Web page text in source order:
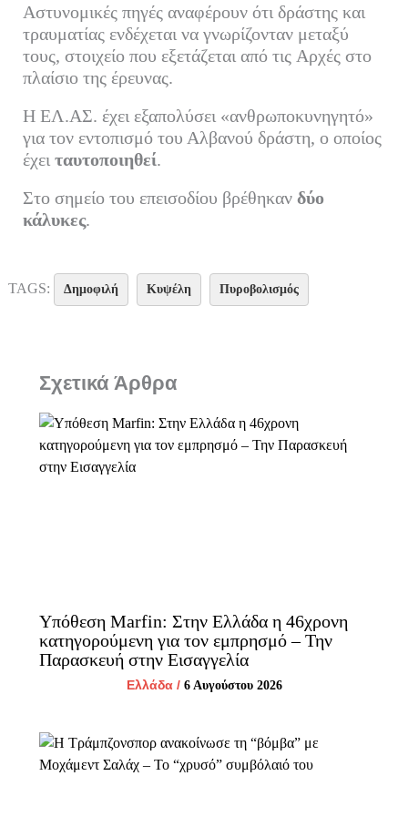
Αστυνομικές πηγές αναφέρουν ότι δράστης και
τραυματίας ενδέχεται να γνωρίζονταν μεταξύ
τους, στοιχείο που εξετάζεται από τις Aρχές στο
πλαίσιο της έρευνας.
Η ΕΛ.ΑΣ. έχει εξαπολύσει «ανθρωποκυνηγητό»
για τον εντοπισμό του Αλβανού δράστη, ο οποίος
έχει ταυτοποιηθεί.
Στο σημείο του επεισοδίου βρέθηκαν δύο
κάλυκες.
TAGS: Δημοφιλή Κυψέλη Πυροβολισμός
Σχετικά Άρθρα
Υπόθεση Marfin: Στην Ελλάδα η 46χρονη
κατηγορούμενη για τον εμπρησμό – Την
Παρασκευή στην Εισαγγελία
Ελλάδα/ 6 Αυγούστου 2026